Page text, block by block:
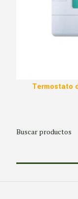
Termostato
Buscar productos